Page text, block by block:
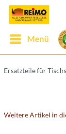
Menü
Ersatzteile für
Weitere Artikel in